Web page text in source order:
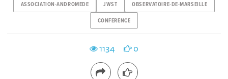
ASSOCIATION-ANDROMEDE JWST OBSERVATOIRE-DE-MARSEILLE
CONFERENCE
1134 0